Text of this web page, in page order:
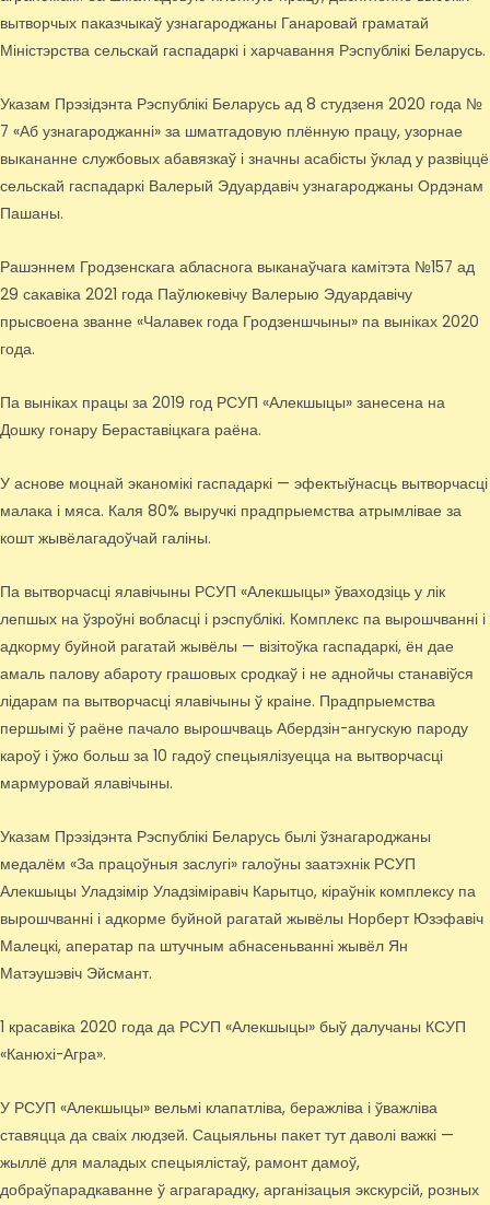
вытворчых паказчыкаў узнагароджаны Ганаровай граматай
Міністэрства сельскай гаспадаркі і харчавання Рэспублікі Беларусь.
Указам Прэзідэнта Рэспублікі Беларусь ад 8 студзеня 2020 года №
7 «Аб узнагароджанні» за шматгадовую плённую працу, узорнае
выкананне службовых абавязкаў і значны асабісты ўклад у развіццё
сельскай гаспадаркі Валерый Эдуардавіч узнагароджаны Ордэнам
Пашаны.
Рашэннем Гродзенскага абласнога выканаўчага камітэта №157 ад
29 сакавіка 2021 года Паўлюкевічу Валерыю Эдуардавічу
прысвоена званне «Чалавек года Гродзеншчыны» па выніках 2020
года.
Па выніках працы за 2019 год РСУП «Алекшыцы» занесена на
Дошку гонару Бераставіцкага раёна.
У аснове моцнай эканомікі гаспадаркі — эфектыўнасць вытворчасці
малака і мяса. Каля 80% выручкі прадпрыемства атрымлівае за
кошт жывёлагадоўчай галіны.
Па вытворчасці ялавічыны РСУП «Алекшыцы» ўваходзіць у лік
лепшых на ўзроўні вобласці і рэспублікі. Комплекс па вырошчванні і
адкорму буйной рагатай жывёлы — візітоўка гаспадаркі, ён дае
амаль палову абароту грашовых сродкаў і не аднойчы станавіўся
лідарам па вытворчасці ялавічыны ў краіне. Прадпрыемства
першымі ў раёне пачало вырошчваць Абердзін-ангускую пароду
кароў і ўжо больш за 10 гадоў спецыялізуецца на вытворчасці
мармуровай ялавічыны.
Указам Прэзідэнта Рэспублікі Беларусь былі ўзнагароджаны
медалём «За працоўныя заслугі» галоўны заатэхнік РСУП
Алекшыцы Уладзімір Уладзіміравіч Карытцо, кіраўнік комплексу па
вырошчванні і адкорме буйной рагатай жывёлы Норберт Юзэфавіч
Малецкі, аператар па штучным абнасеньванні жывёл Ян
Матэушэвіч Эйсмант.
1 красавіка 2020 года да РСУП «Алекшыцы» быў далучаны КСУП
«Канюхі-Агра».
У РСУП «Алекшыцы» вельмі клапатліва, беражліва і ўважліва
ставяцца да сваіх людзей. Сацыяльны пакет тут даволі важкі —
жыллё для маладых спецыялістаў, рамонт дамоў,
добраўпарадкаванне ў аграгарадку, арганізацыя экскурсій, розных